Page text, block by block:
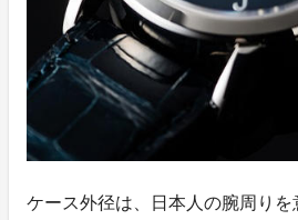
ケース外径は、日本人の腕周りを